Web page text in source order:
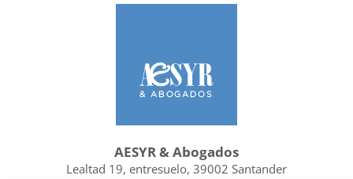
AESYR & Abogados
Lealtad 19, entresuelo, 39002 Santander